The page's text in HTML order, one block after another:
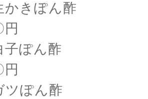
かきぽん酢
ぽん酢
ぽん酢